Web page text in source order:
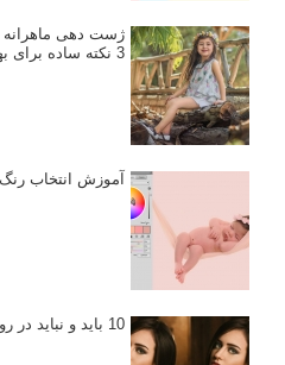
ژست دهی ماهرانه
3 نکته ساده برای بهبود عکاسی پرتره
آموزش انتخاب
10 باید و نباید در روتوش عکس ها